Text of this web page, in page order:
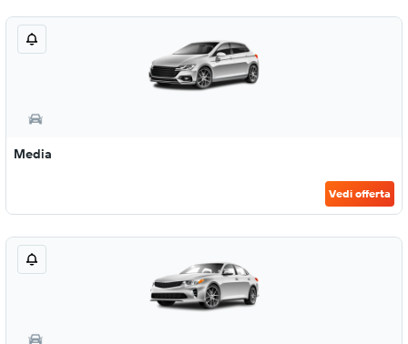
Media
Vedi offerta